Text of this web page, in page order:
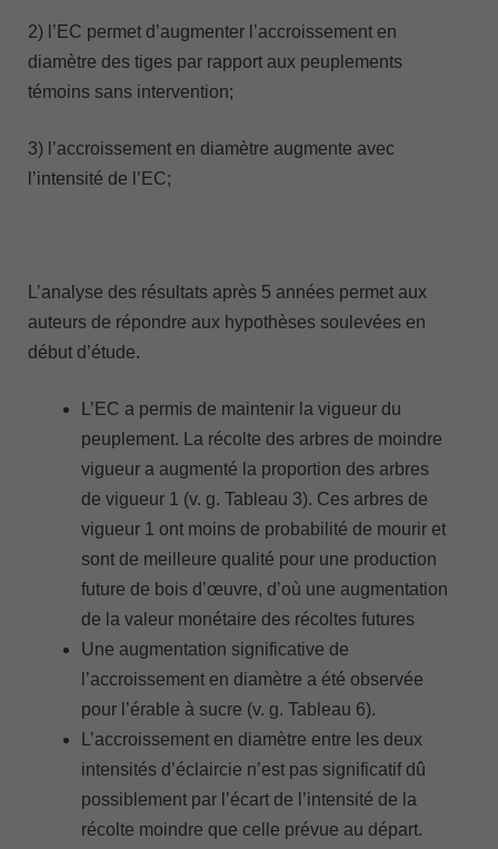
2) l’EC permet d’augmenter l’accroissement en
diamètre des tiges par rapport aux peuplements
témoins sans intervention;
3) l’accroissement en diamètre augmente avec
l’intensité de l’EC;
L’analyse des résultats après 5 années permet aux
auteurs de répondre aux hypothèses soulevées en
début d’étude.
L’EC a permis de maintenir la vigueur du
peuplement. La récolte des arbres de moindre
vigueur a augmenté la proportion des arbres
de vigueur 1 (v. g. Tableau 3). Ces arbres de
vigueur 1 ont moins de probabilité de mourir et
sont de meilleure qualité pour une production
future de bois d’œuvre, d’où une augmentation
de la valeur monétaire des récoltes futures
Une augmentation significative de
l’accroissement en diamètre a été observée
pour l’érable à sucre (v. g. Tableau 6).
L’accroissement en diamètre entre les deux
intensités d’éclaircie n’est pas significatif dû
possiblement par l’écart de l’intensité de la
récolte moindre que celle prévue au départ.